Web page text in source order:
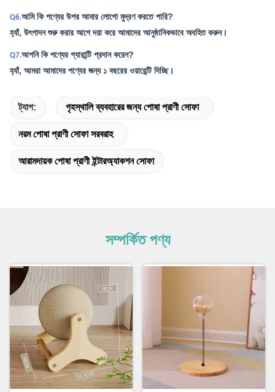
Q6.আমি কি পণ্যের উপর আমার লোগো মুদ্রণ করতে পারি?
হ্যাঁ, উৎপাদন শুরু করার আগে দয়া করে আমাদের আনুষ্ঠানিকভাবে অবহিত করুন।
Q7.আপনি কি পণ্যের গ্যারান্টি প্রদান করেন?
হ্যাঁ, আমরা আমাদের পণ্যের জন্য ১ বছরের ওয়ারেন্টি দিচ্ছি।
ট্যাগ: গৃহস্থালি ব্যবহারের জন্য পোষা প্রাণী সোফা
নরম পোষা প্রাণী সোফা সরবরাহ
আরামদায়ক পোষা প্রাণী ইন্টারঅ্যাকশন সোফা
সম্পর্কিত পণ্য